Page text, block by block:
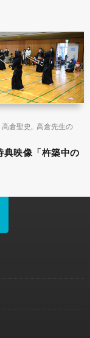
高倉聖史
高倉先生の
典映像「杵築中の